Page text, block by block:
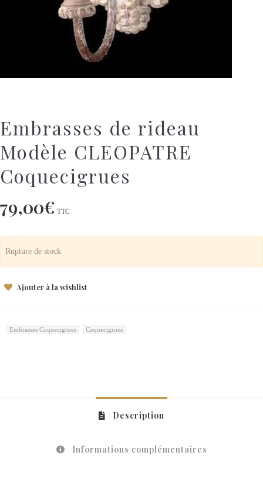
Embrasses de rideau
Modèle CLEOPATRE
Coquecigrues
79,00€ TTC
Rupture de stock
Ajouter à la wishlist
Embrasses Coquecigrues Coquecigrues
Description
Informations complémentaires